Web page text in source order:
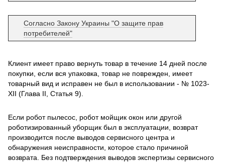
Согласно Закону Украины "О защите прав
потребителей"
Клиент имеет право вернуть товар в течение 14 дней после
покупки, если вся упаковка, товар не поврежден, имеет
товарный вид и исправен не был в использовании - № 1023-
XII (Глава II, Статья 9).
Если робот пылесос, робот мойщик окон или другой
роботизированный уборщик был в эксплуатации, возврат
производится после выводов сервисного центра и
обнаружения неисправности, которое стало причиной
возврата. Без подтверждения выводов экспертизы сервисного